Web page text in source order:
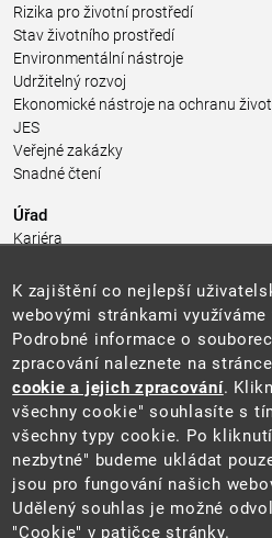
Rizika pro životní prostředí
Stav životního prostředí
Environmentální nástroje
Udržitelný rozvoj
Ekonomické nástroje na ochranu
JES
Veřejné zakázky
Snadné čtení
Úřad
Kariéra
Pro média a veřejnost
Povinně zveřejňované informace
Kontakty
Přistupnost budovy úřadu MŽP
(PDF,
Web
Aktuality
Ochrana osobních údajů
Prohlášení o přístupnosti
Zásady používání cookies
Mapa webu
K zajištění co nejlepší
webovými stránkami
Podrobné informace o
zpracování naleznete na stránce
cookie a jejich zpracování.
všechny cookie" souhlasíte s
všechny typy cookie. Po
nezbytné" budeme ukládat
jsou pro fungování našich
Udělený souhlas je možné
"Cookie" v patičce stránky.